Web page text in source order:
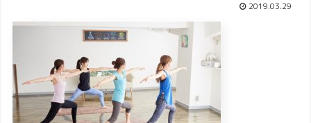
2019.03.29